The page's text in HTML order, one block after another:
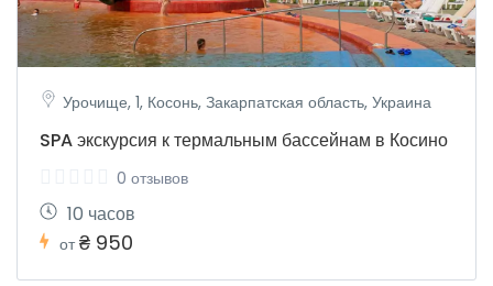
Урочище, 1, Косонь, Закарпатская область, Украина
SPA экскурсия к термальным бассейнам в Косино
0 отзывов
10 часов
от₴ 950